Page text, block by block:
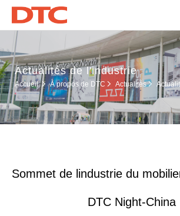
Actualités de l'industrie
Accueil À propos de DTC Actualités
Sommet de lindustrie du
DTC Night-China